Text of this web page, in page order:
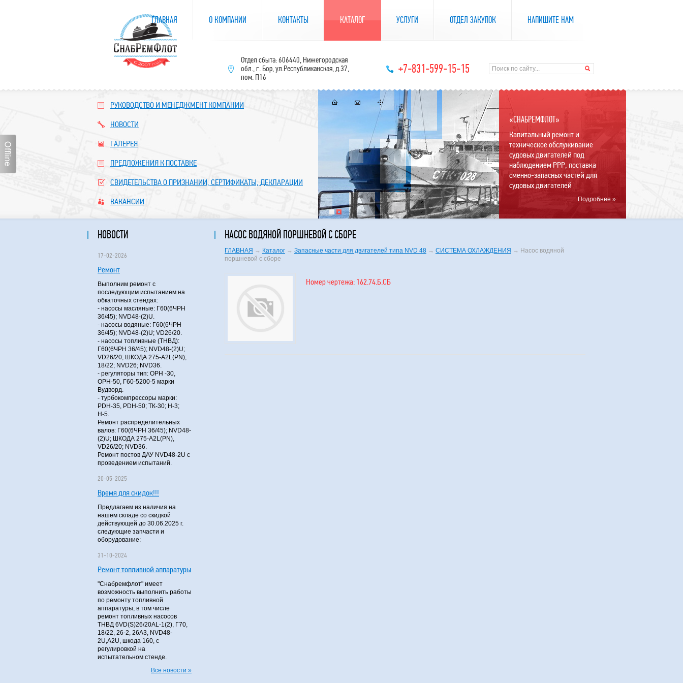
РУКОВОДСТВО И МЕНЕДЖМЕНТ КОМПАНИИ
НОВОСТИ
ГАЛЕРЕЯ
ПРЕДЛОЖЕНИЯ К ПОСТАВКЕ
СВИДЕТЕЛЬСТВА О ПРИЗНАНИИ, СЕРТИФИКАТЫ, ДЕКЛАРАЦИИ
ВАКАНСИИ
«СНАБРЕМФЛОТ»
Капитальный ремонт и
техническое обслуживание
судовых двигателей под
наблюдением РРР, поставка
сменно-запасных частей для
судовых двигателей
Подробнее »
НОВОСТИ
17-02-2026
Ремонт
Выполним ремонт с
последующим испытанием на
обкаточных стендах:
- насосы масляные: Г60(6ЧРН
36/45); NVD48-(2)U.
- насосы водяные: Г60(6ЧРН
36/45); NVD48-(2)U; VD26/20.
- насосы топливные (ТНВД):
Г60(6ЧРН 36/45); NVD48-(2)U;
VD26/20; ШКОДА 275-A2L(PN);
18/22; NVD26; NVD36.
- регуляторы тип: ОРН -30,
ОРН-50, Г60-5200-5 марки
Вудворд.
- турбокомпрессоры марки:
PDH-35, PDH-50; ТК-30; Н-3;
Н-5.
Ремонт распределительных
валов: Г60(6ЧРН 36/45); NVD48-
(2)U; ШКОДА 275-A2L(PN),
VD26/20; NVD36.
Ремонт постов ДАУ NVD48-2U с
проведением испытаний.
20-05-2025
Время для скидок!!!
Предлагаем из наличия на
нашем складе со скидкой
действующей до 30.06.2025 г.
следующие запчасти и
оборудование:
31-10-2024
Ремонт топливной аппаратуры
"Снабремфлот" имеет
возможность выполнить работы
по ремонту топливной
аппаратуры, в том числе
ремонт топливных насосов
ТНВД 6VD(S)26/20AL-1(2), Г70,
18/22, 26-2, 26А3, NVD48-
2U,A2U, шкода 160, с
регулировкой на
испытательном стенде.
Все новости »
НАСОС ВОДЯНОЙ ПОРШНЕВОЙ С СБОРЕ
ГЛАВНАЯ → Каталог → Запасные части для двигателей типа NVD 48 → СИСТЕМА ОХЛАЖДЕНИЯ → Насос водяной
поршневой с сборе
Номер чертежа: 162.74.Б.СБ
ГЛАВНАЯ О КОМПАНИИ КОНТАКТЫ КАТАЛОГ УСЛУГИ ОТДЕЛ ЗАКУПОК НАПИШИТЕ НАМ
Отдел сбыта: 606440, Нижегородская
обл., г. Бор, ул.Республиканская, д.37,
пом. П16
+7-831-599-15-15